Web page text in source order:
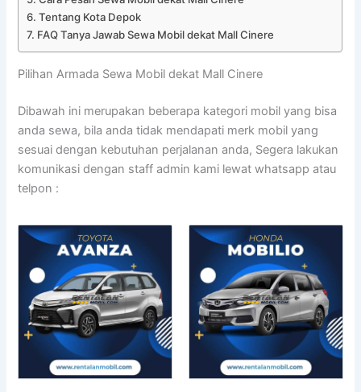
Tentang Kota Depok
FAQ Tanya Jawab Sewa Mobil dekat Mall Cinere
Pilihan Armada Sewa Mobil dekat Mall Cinere
Dibawah ini merupakan beberapa kategori mobil yang bisa
anda sewa, bila anda tidak mendapati merk mobil yang
sesuai dengan kebutuhan perjalanan anda, Segera lakukan
komunikasi dengan staff admin kami lewat whatsapp atau
telpon :